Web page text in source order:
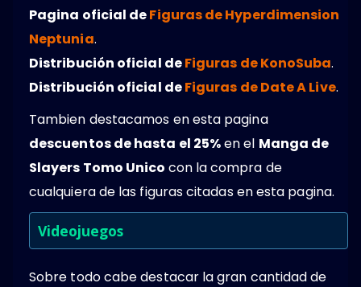
Pagina oficial deFiguras de Hyperdimension
Neptunia.
Distribución oficial deFiguras de KonoSuba.
Distribución oficial deFiguras de Date A Live.
Tambien destacamos en esta pagina
descuentos de hasta el 25%en el Manga de
Slayers Tomo Unico con la compra de
cualquiera de las figuras citadas en esta pagina.
Videojuegos
Sobre todo cabe destacar la gran cantidad de